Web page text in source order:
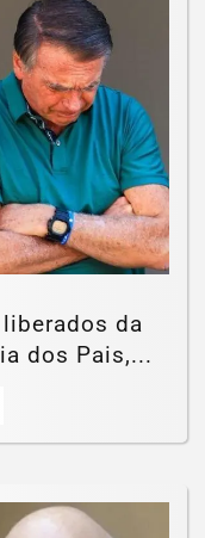
da
dos Pais,...